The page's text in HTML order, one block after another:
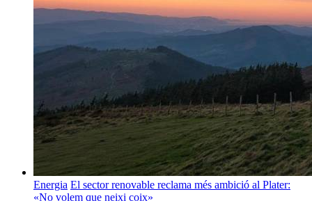
Energia El sector renovable reclama més ambició al Plater:
«No volem que neixi coix»